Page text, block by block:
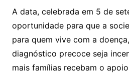
A data, celebrada em 5 de
oportunidade para que a
para quem vive com a
diagnóstico precoce seja
mais famílias recebam o